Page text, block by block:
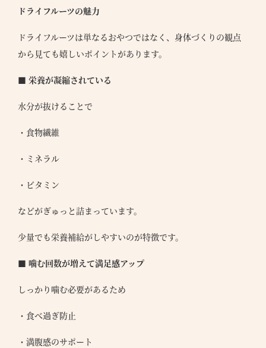
ドライフルーツの魅力
ドライフルーツは単なるおやつではなく、身体づくりの観点
から見ても嬉しいポイントがあります。
■ 栄養が凝縮されている
水分が抜けることで
・食物繊維
・ミネラル
・ビタミン
などがぎゅっと詰まっています。
少量でも栄養補給がしやすいのが特徴です。
■ 噛む回数が増えて満足感アップ
しっかり噛む必要があるため
・食べ過ぎ防止
・満腹感のサポート